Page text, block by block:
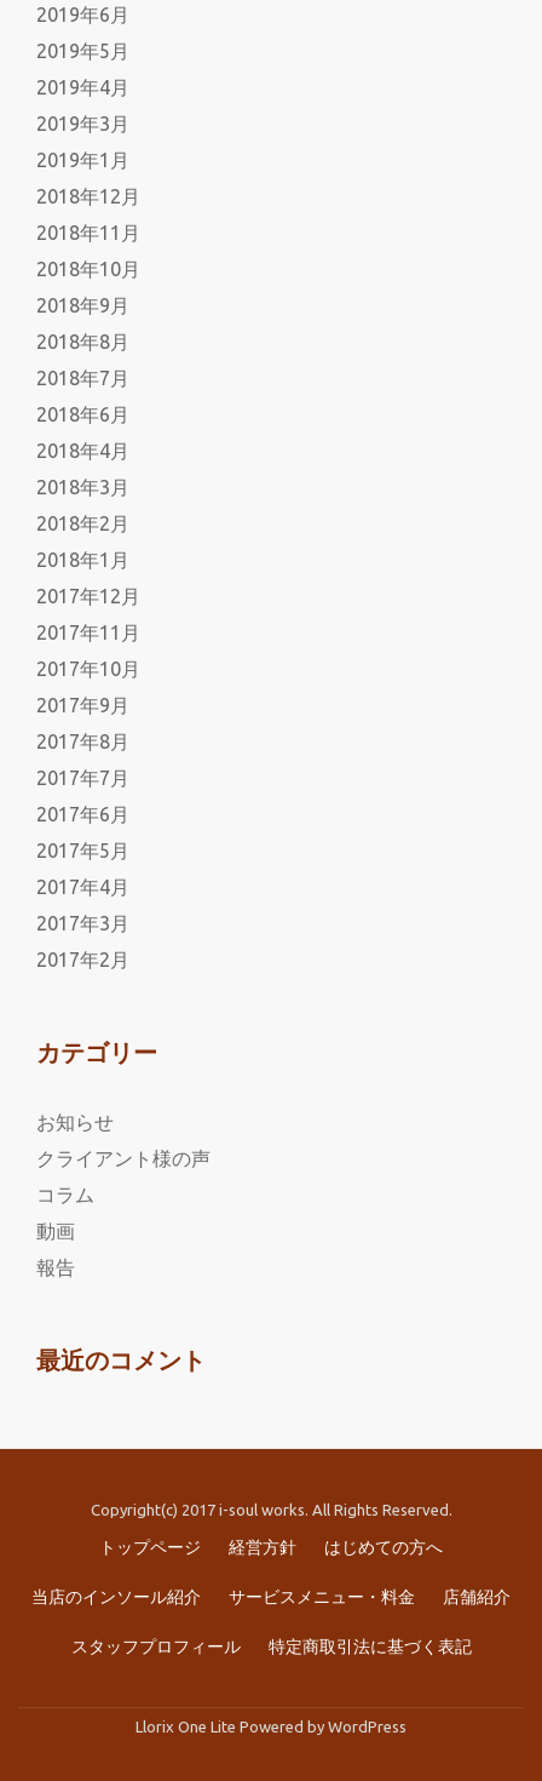
2019年6月
2019年5月
2019年4月
2019年3月
2019年1月
2018年12月
2018年11月
2018年10月
2018年9月
2018年8月
2018年7月
2018年6月
2018年4月
2018年3月
2018年2月
2018年1月
2017年12月
2017年11月
2017年10月
2017年9月
2017年8月
2017年7月
2017年6月
2017年5月
2017年4月
2017年3月
2017年2月
カテゴリー
お知らせ
クライアント様の声
コラム
動画
報告
最近のコメント
Copyright(c) 2017 i-soul works. All Rights Reserved.
2
トップページ 経営方針 はじめての方へ
当店のインソール紹介 サービスメニュー・料金 店舗紹介
スタッフプロフィール 特定商取引法に基づく表記
Llorix One Lite Powered by WordPress